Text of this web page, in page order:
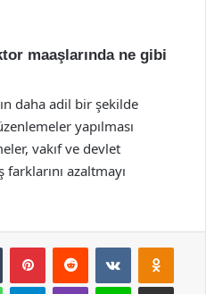
maaşlarında ne gibi
daha adil bir şekilde
yapılması
vakıf ve devlet
azaltmayı
Tumblr PinterestReddit VKontakte
WhatsAppTelegramViber Line E-Posta ile